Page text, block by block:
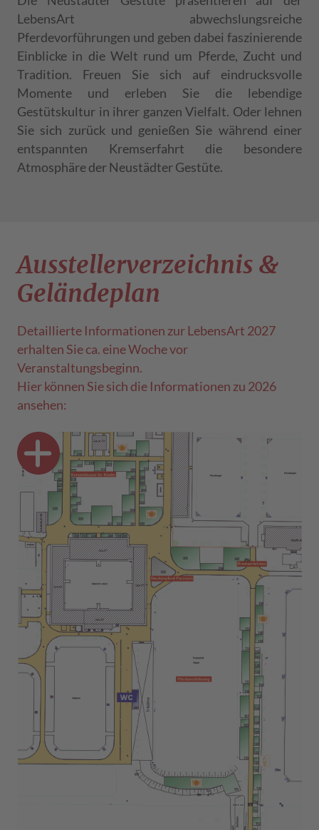
LebensArt abwechslungsreiche
Pferdevorführungen und geben dabei faszinierende
Einblicke in die Welt rund um Pferde, Zucht und
Tradition. Freuen Sie sich auf eindrucksvolle
Momente und erleben Sie die lebendige
Gestütskultur in ihrer ganzen Vielfalt. Oder lehnen
Sie sich zurück und genießen Sie während einer
entspannten Kremserfahrt die besondere
Atmosphäre der Neustädter Gestüte.
Aussteller­verzeichnis &
Geländeplan
Detaillierte Informationen zur LebensArt 2027
erhalten Sie ca. eine Woche vor
Veranstaltungsbeginn.
Hier können Sie sich die Informationen zu 2026
ansehen: